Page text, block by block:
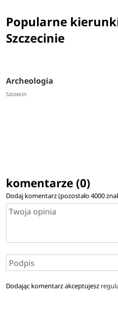
Popularne
Szczecinie
Archeologia
Szczecin
komentarze (0)
Dodaj komentarz (pozostało4000
Dodając komentarz akceptujesz